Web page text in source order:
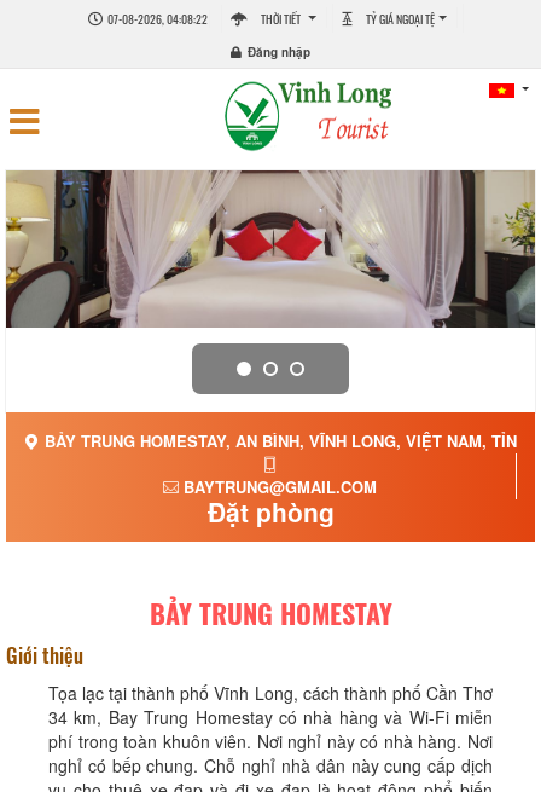
07-08-2026, 04:08:22 THỜI TIẾT TỶ GIÁ NGOẠI TỆ
Đăng nhập
BẢY TRUNG HOMESTAY, AN BÌNH, VĨNH LONG, VIỆT NAM, TỈNH
BAYTRUNG@GMAIL.COM
Đặt phòng
BẢY TRUNG HOMESTAY
Giới thiệu
Tọa lạc tại thành phố Vĩnh Long, cách thành phố Cần Thơ
34 km, Bay Trung Homestay có nhà hàng và Wi-Fi miễn
phí trong toàn khuôn viên. Nơi nghỉ này có nhà hàng. Nơi
nghỉ có bếp chung. Chỗ nghỉ nhà dân này cung cấp dịch